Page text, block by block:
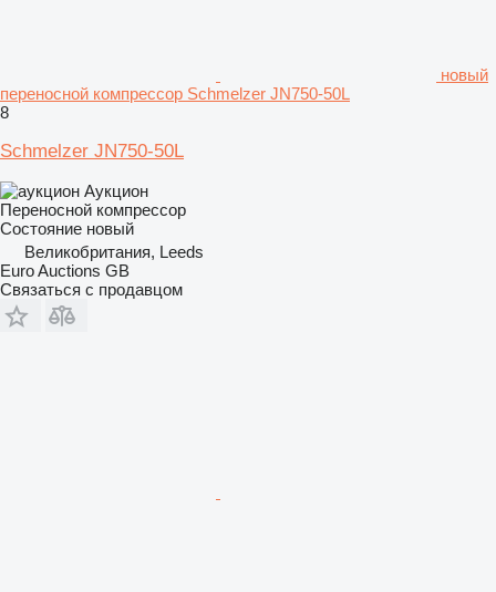
новый
переносной компрессор Schmelzer JN750-50L
8
Schmelzer JN750-50L
Аукцион
Переносной компрессор
Состояние новый
Великобритания, Leeds
Euro Auctions GB
Связаться с продавцом